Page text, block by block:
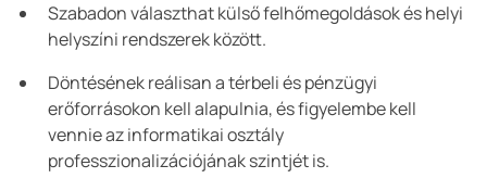
Szabadon választhat külső felhőmegoldások és helyi
helyszíni rendszerek között.
Döntésének reálisan a térbeli és pénzügyi
erőforrásokon kell alapulnia, és figyelembe kell
vennie az informatikai osztály
professzionalizációjának szintjét is.